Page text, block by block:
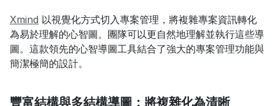
Xmind 以視覺化方式切入專案管理，將複雜專案資訊轉化
為易於理解的心智圖。團隊可以更自然地理解並執行這些導
圖。這款領先的心智導圖工具結合了強大的專案管理功能與
簡潔極簡的設計。
豐富結構與多結構導圖：將複雜化為清晰